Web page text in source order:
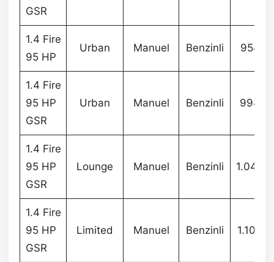
GSR
1.4 Fire
95 HP
Urban Manuel Benzinli
1.4 Fire
95 HP
GSR
Urban Manuel Benzinli
1.4 Fire
95 HP
GSR
Lounge Manuel Benzinli
1.4 Fire
95 HP
GSR
Limited Manuel Benzinli